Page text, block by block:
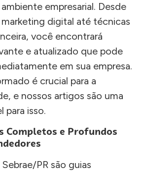
empresarial. Desde
digital até técnicas
você encontrará
e atualizado que pode
em sua empresa.
é crucial para a
e nossos artigos são uma
para isso.
Completos e Profundos
PR são guias